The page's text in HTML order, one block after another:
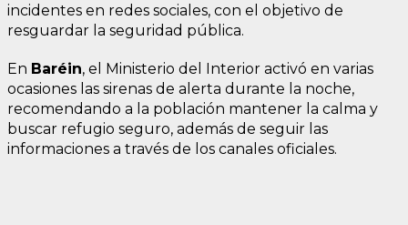
incidentes en redes sociales, con el objetivo de
resguardar la seguridad pública.
En Baréin, el Ministerio del Interior activó en varias
ocasiones las sirenas de alerta durante la noche,
recomendando a la población mantener la calma y
buscar refugio seguro, además de seguir las
informaciones a través de los canales oficiales.